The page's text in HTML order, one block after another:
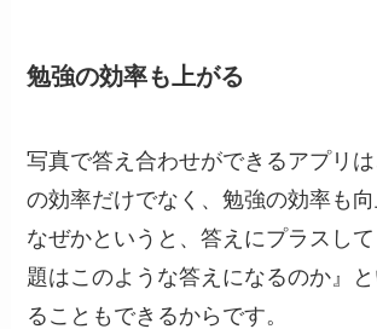
勉強の効率も上がる
写真で答え合わせができるアプリ
の効率だけでなく、勉強の効率も向
なぜかというと、答えにプラスし
題はこのような答えになるのか』
ることもできるからです。